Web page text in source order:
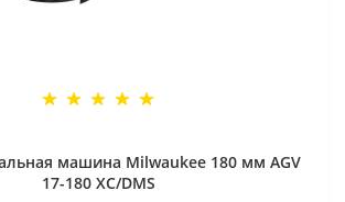
машина Milwaukee 180 мм AGV
17-180 XC/DMS